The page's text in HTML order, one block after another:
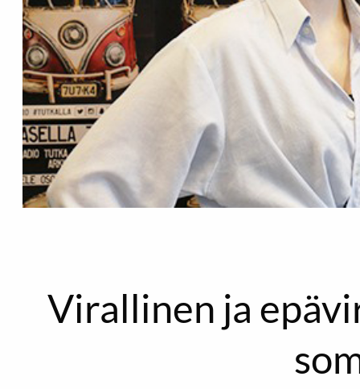
Virallinen ja